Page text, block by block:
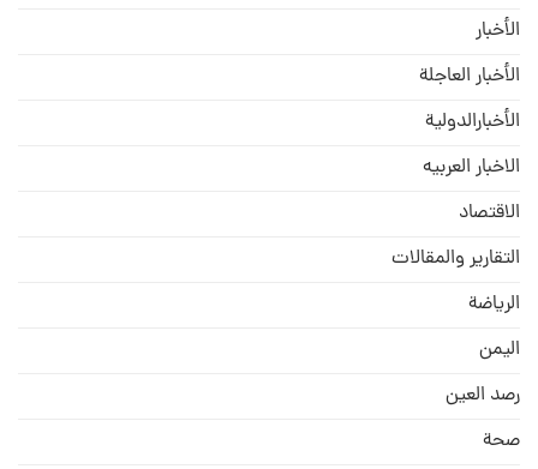
الأخبار
الأخبار العاجلة
الأخبارالدولية
الاخبار العربيه
الاقتصاد
التقارير والمقالات
الریاضة
الیمن
رصد العین
صحة